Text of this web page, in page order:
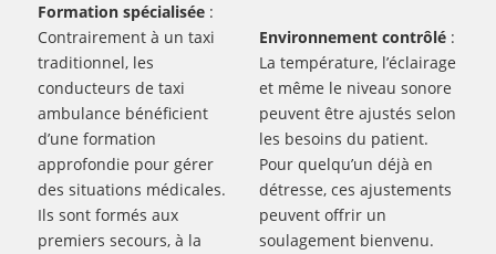
Formation spécialisée:
Contrairement à un taxi
traditionnel, les
conducteurs de taxi
ambulance bénéficient
d’une formation
approfondie pour gérer
des situations médicales.
Ils sont formés aux
premiers secours, à la
Environnement contrôlé:
La température, l’éclairage
et même le niveau sonore
peuvent être ajustés selon
les besoins du patient.
Pour quelqu’un déjà en
détresse, ces ajustements
peuvent offrir un
soulagement bienvenu.